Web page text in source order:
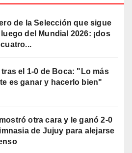
de la Selección que sigue
del Mundial 2026: ¡dos
tras el 1-0 de Boca: "Lo más
es ganar y hacerlo bien"
otra cara y le ganó 2-0
de Jujuy para alejarse